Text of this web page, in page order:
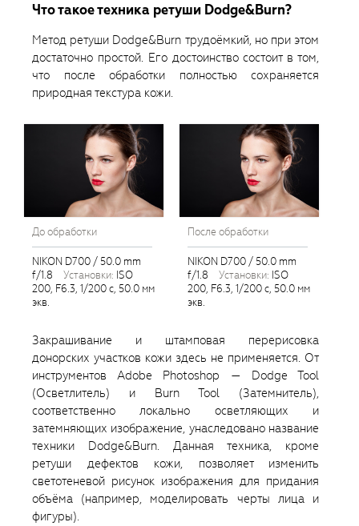
Что такое техника ретуши Dodge&Burn?
Метод ретуши Dodge&Burn трудоёмкий, но при этом
достаточно простой. Его достоинство состоит в том,
что после обработки полностью сохраняется
природная текстура кожи.
До обработки
NIKON D700 / 50.0 mm
f/1.8
установки: ISO
200, F6.3, 1/200 с, 50.0 мм
экв.
После обработки
NIKON D700 / 50.0 mm
f/1.8
установки: ISO
200, F6.3, 1/200 с, 50.0 мм
экв.
Закрашивание и штамповая перерисовка
донорских участков кожи здесь не применяется. От
инструментов Adobe Photoshop — Dodge Tool
(Осветлитель) и Burn Tool (Затемнитель),
соответственно локально осветляющих и
затемняющих изображение, унаследовано название
техники Dodge&Burn. Данная техника, кроме
ретуши дефектов кожи, позволяет изменить
светотеневой рисунок изображения для придания
объёма (например, моделировать черты лица и
фигуры).